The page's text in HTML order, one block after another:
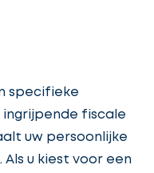
specifieke
fiscale
uw persoonlijke
u kiest voor een